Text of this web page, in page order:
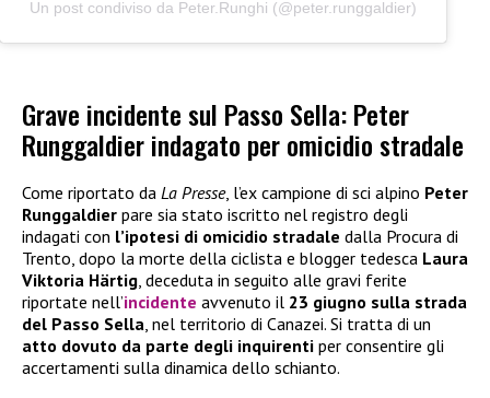
Un post condiviso da Peter.Runghi (@peter.runggaldier)
Grave incidente sul Passo Sella: Peter
Runggaldier indagato per omicidio stradale
Come riportato da La Presse, l’ex campione di sci alpino Peter
Runggaldier pare sia stato iscritto nel registro degli
indagati con l’ipotesi di omicidio stradale dalla Procura di
Trento, dopo la morte della ciclista e blogger tedesca Laura
Viktoria Härtig , deceduta in seguito alle gravi ferite
riportate nell’incidente avvenuto il 23 giugno sulla strada
del Passo Sella , nel territorio di Canazei. Si tratta di un
atto dovuto da parte degli inquirenti per consentire gli
accertamenti sulla dinamica dello schianto.